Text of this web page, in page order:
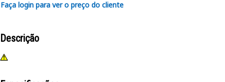
Faça login para ver o preço do cliente
Descrição